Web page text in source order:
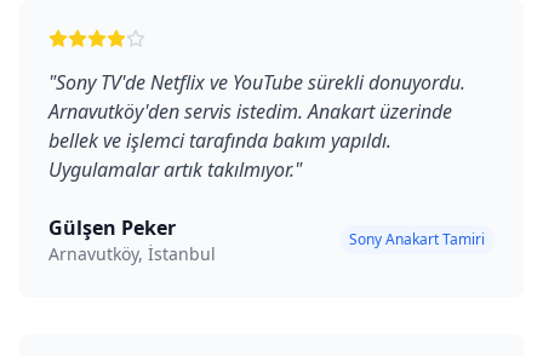
"Sony TV'de Netflix ve YouTube sürekli donuyordu.
Arnavutköy'den servis istedim. Anakart üzerinde
bellek ve işlemci tarafında bakım yapıldı.
Uygulamalar artık takılmıyor."
Gülşen Peker
Arnavutköy, İstanbul
Sony Anakart Tamiri